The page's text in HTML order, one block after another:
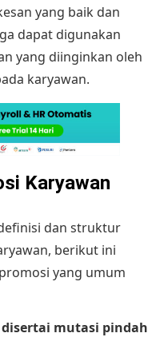
yang baik dan
dapat digunakan
yang diinginkan oleh
karyawan.
Karyawan
dan struktur
berikut ini
yang umum
mutasi pindah